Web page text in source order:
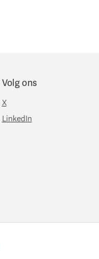
Volg ons
X
LinkedIn